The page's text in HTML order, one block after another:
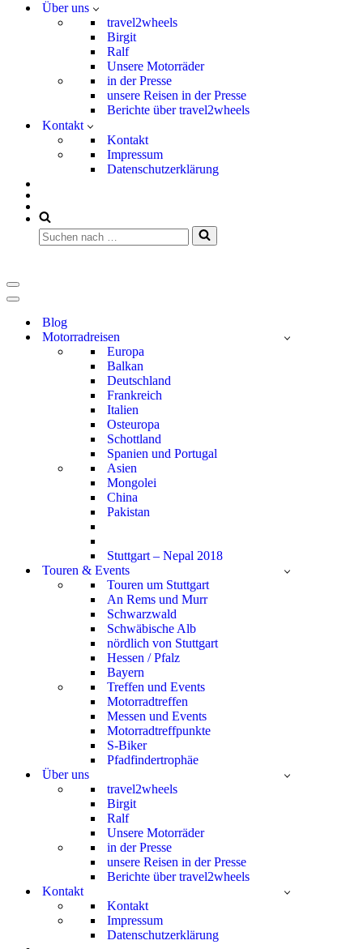
Über uns
travel2wheels
Birgit
Ralf
Unsere Motorräder
in der Presse
unsere Reisen in der Presse
Berichte über travel2wheels
Kontakt
Kontakt
Impressum
Datenschutzerklärung
Suchen
nach …
Navigationsmenü
Navigationsmenü
Blog
Motorradreisen
Europa
Balkan
Deutschland
Frankreich
Italien
Osteuropa
Schottland
Spanien und Portugal
Asien
Mongolei
China
Pakistan
Stuttgart – Nepal 2018
Touren & Events
Touren um Stuttgart
An Rems und Murr
Schwarzwald
Schwäbische Alb
nördlich von Stuttgart
Hessen / Pfalz
Bayern
Treffen und Events
Motorradtreffen
Messen und Events
Motorradtreffpunkte
S-Biker
Pfadfindertrophäe
Über uns
travel2wheels
Birgit
Ralf
Unsere Motorräder
in der Presse
unsere Reisen in der Presse
Berichte über travel2wheels
Kontakt
Kontakt
Impressum
Datenschutzerklärung